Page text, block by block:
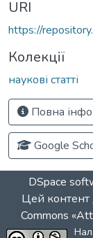
URI
https://
Колекції
наукові статті
Повна
Google
DSpace
Цей контент
Commons